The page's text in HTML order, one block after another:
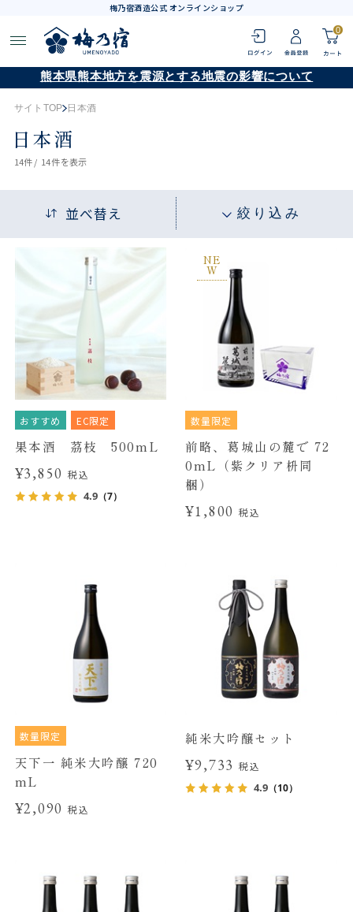
梅乃宿酒造公式 オンラインショップ
0
熊本県熊本地方を震源とする地震の影響について
サイトTOP 日本酒
日本酒
14件 / 14件を表示
並べ替え 絞り込み
おすすめ EC限定
果本酒 茘枝 500mL
¥3,850税込
4.9（7）
NE
W
数量限定
前略、葛城山の麓で 72
0mL（紫クリア枡同
梱）
¥1,800 税込
数量限定
天下一 純米大吟醸 720
mL
¥2,090税込
純米大吟醸セット
¥9,733 税込
4.9 （10）